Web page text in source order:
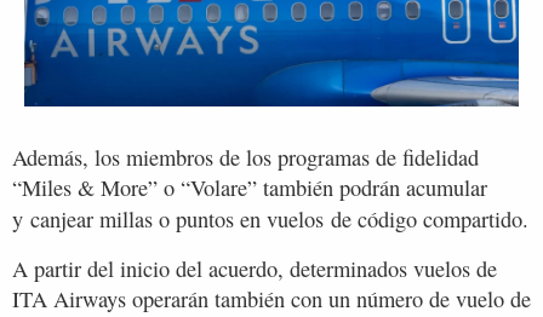
Además, los miembros de los programas de fidelidad
“Miles & More” o “Volare” también podrán acumular
y canjear millas o puntos en vuelos de código compartido.
A partir del inicio del acuerdo, determinados vuelos de
ITA Airways operarán también con un número de vuelo de